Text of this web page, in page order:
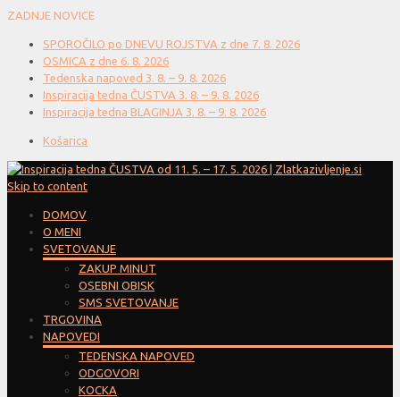
ZADNJE NOVICE
SPOROČILO po DNEVU ROJSTVA z dne 7. 8. 2026
OSMICA z dne 6. 8. 2026
Tedenska napoved 3. 8. – 9. 8. 2026
Inspiracija tedna ČUSTVA 3. 8. – 9. 8. 2026
Inspiracija tedna BLAGINJA 3. 8. – 9. 8. 2026
Košarica
Skip to content
DOMOV
O MENI
SVETOVANJE
ZAKUP MINUT
OSEBNI OBISK
SMS SVETOVANJE
TRGOVINA
NAPOVEDI
TEDENSKA NAPOVED
ODGOVORI
KOCKA